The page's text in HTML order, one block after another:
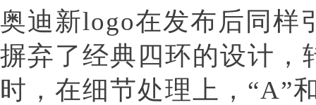
奥迪新logo在发布后同样
摒弃了经典四环的设计，
时，在细节处理上，“A”